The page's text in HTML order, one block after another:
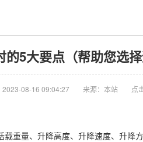
5大要点（帮助您选择
2023-08-16 09:04:27 来源：本站 点
重量、升降高度、升降速度、升降